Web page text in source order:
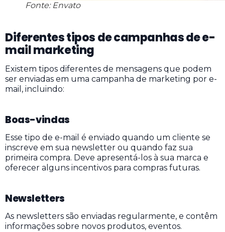
Fonte: Envato
Diferentes tipos de campanhas de e-
mail marketing
Existem tipos diferentes de mensagens que podem
ser enviadas em uma campanha de marketing por e-
mail, incluindo:
Boas-vindas
Esse tipo de e-mail é enviado quando um cliente se
inscreve em sua newsletter ou quando faz sua
primeira compra. Deve apresentá-los à sua marca e
oferecer alguns incentivos para compras futuras.
Newsletters
As newsletters são enviadas regularmente, e contêm
informações sobre novos produtos, eventos.